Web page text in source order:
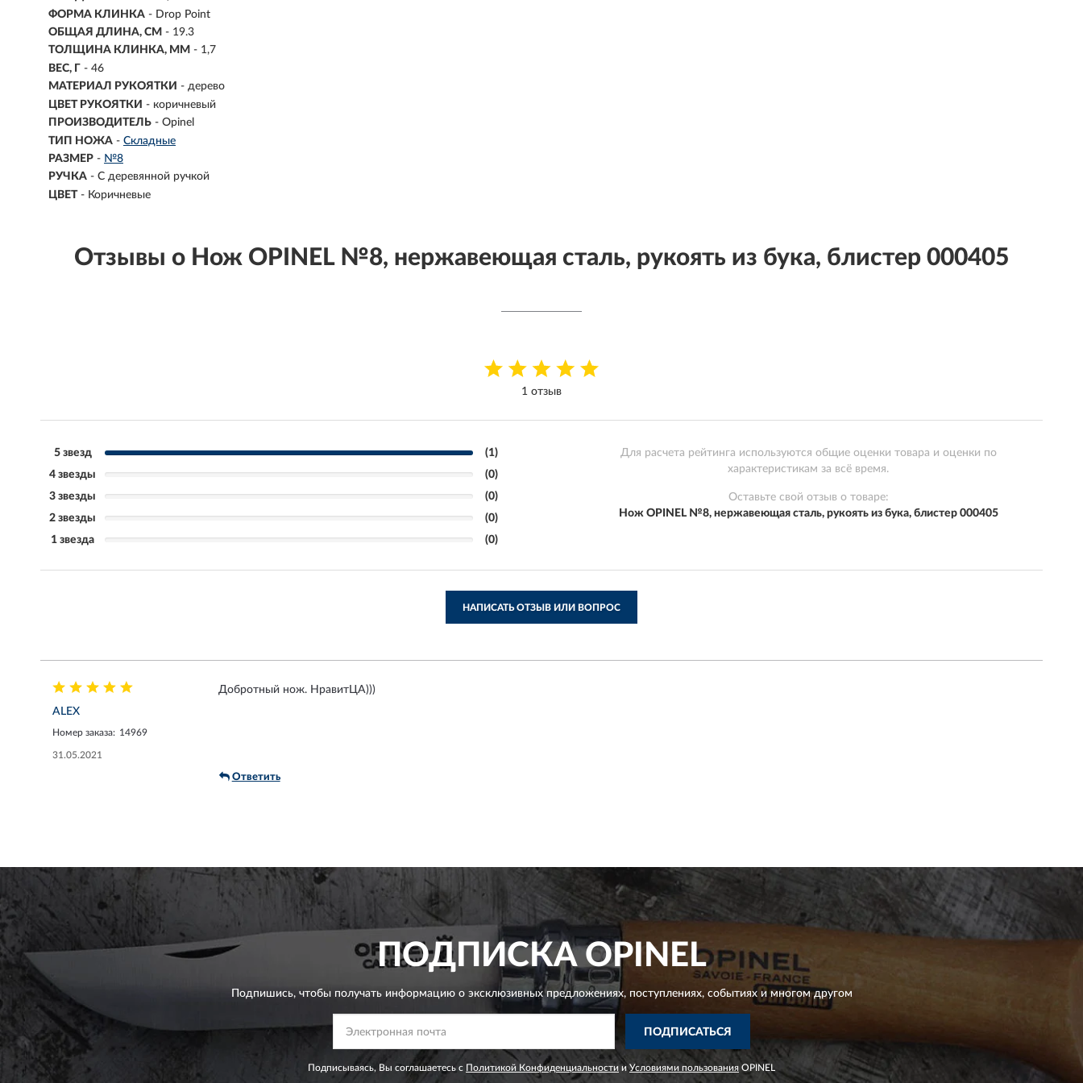
ФОРМА КЛИНКА - Drop Point
ОБЩАЯ ДЛИНА, СМ - 19.3
ТОЛЩИНА КЛИНКА, ММ - 1,7
ВЕС, Г - 46
МАТЕРИАЛ РУКОЯТКИ - дерево
ЦВЕТ РУКОЯТКИ - коричневый
ПРОИЗВОДИТЕЛЬ - Opinel
ТИП НОЖА - Складные
РАЗМЕР - №8
РУЧКА - С деревянной ручкой
ЦВЕТ - Коричневые
Отзывы о Нож OPINEL №8, нержавеющая сталь, рукоять из бука, блистер 000405
1 отзыв
5 звезд
(1)
4 звезды
(0)
3 звезды
(0)
2 звезды
(0)
1 звезда
(0)
Для расчета рейтинга используются общие оценки товара и оценки по
характеристикам за всё время.
Оставьте свой отзыв о товаре:
Нож OPINEL №8, нержавеющая сталь, рукоять из бука, блистер 000405
НАПИСАТЬ ОТЗЫВ ИЛИ ВОПРОС
АLEX
Номер заказа: 14969
31.05.2021
Добротный нож. НравитЦА)))
Ответить
ПОДПИСКАOPINEL
Подпишись, чтобы получать информацию о эксклюзивных предложениях,поступлениях, событиях и многом другом
ПОДПИСАТЬСЯ
Подписываясь, Вы соглашаетесь с Политикой Конфиденциальности и Условиями пользования OPINEL